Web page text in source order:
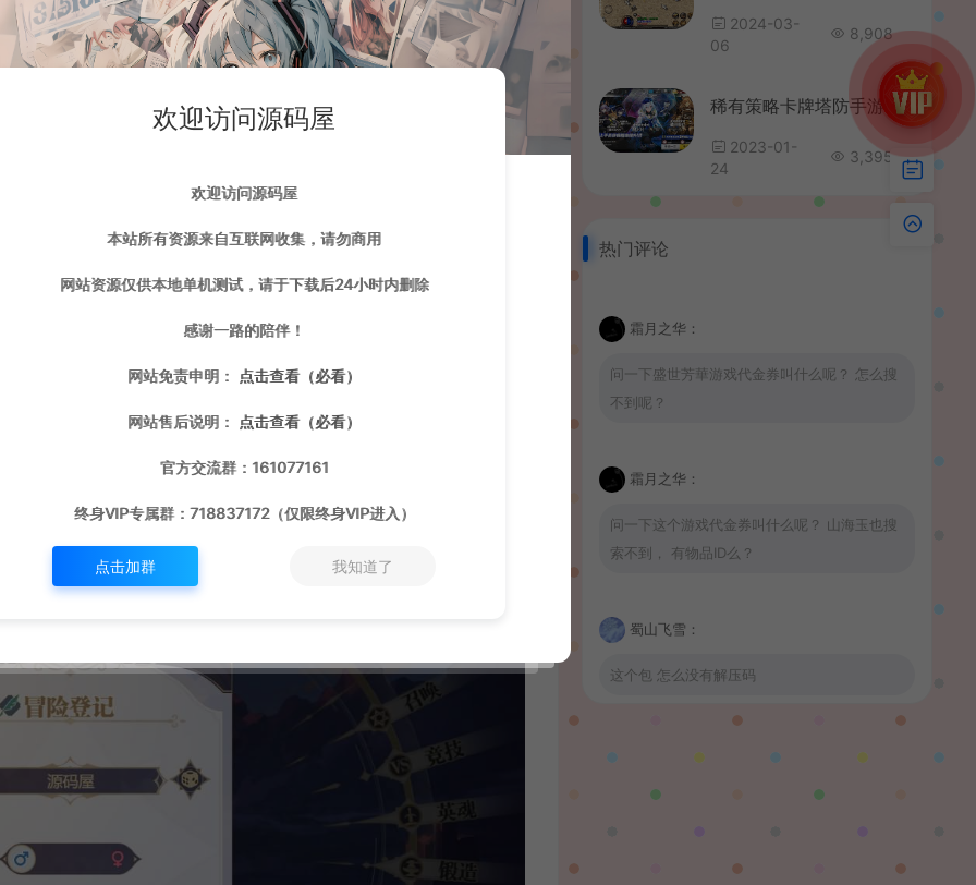
2024-03-
06
8,908
稀有策略卡牌塔防手游【明日方舟】最新整理WIN系一键服务端+安卓+代理+详细搭建教程
2023-01-
24
3,395
热门评论
霜月之华：
问一下盛世芳華游戏代金券叫什么呢？ 怎么搜
不到呢？
霜月之华：
问一下这个游戏代金券叫什么呢？ 山海玉也搜
索不到， 有物品ID么？
蜀山飞雪：
这个包 怎么没有解压码
山海玉
欢迎访问源码屋
欢迎访问源码屋
本站所有资源来自互联网收集，请勿商用
网站资源仅供本地单机测试，请于下载后24小时内删除
感谢一路的陪伴！
网站免责申明： 点击查看（必看）
网站售后说明： 点击查看（必看）
官方交流群：161077161
终身VIP专属群：718837172（仅限终身VIP进入）
点击加群 我知道了